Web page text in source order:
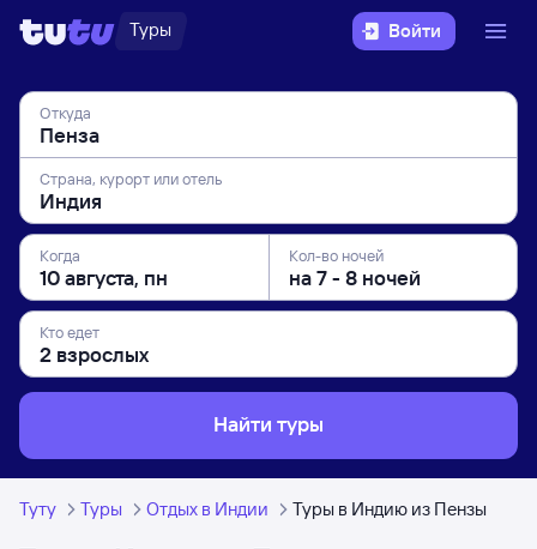
Туры Войти
Откуда
Страна, курорт или отель
Когда Кол-во ночей
Кто едет
Найти туры
Туту Туры Отдых в Индии Туры в Индию из Пензы